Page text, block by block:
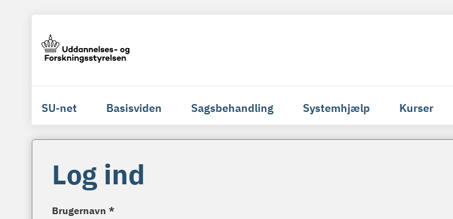
SU-net Basisviden Sagsbehandling Systemhjælp Kurser
Log ind
Brugernavn *